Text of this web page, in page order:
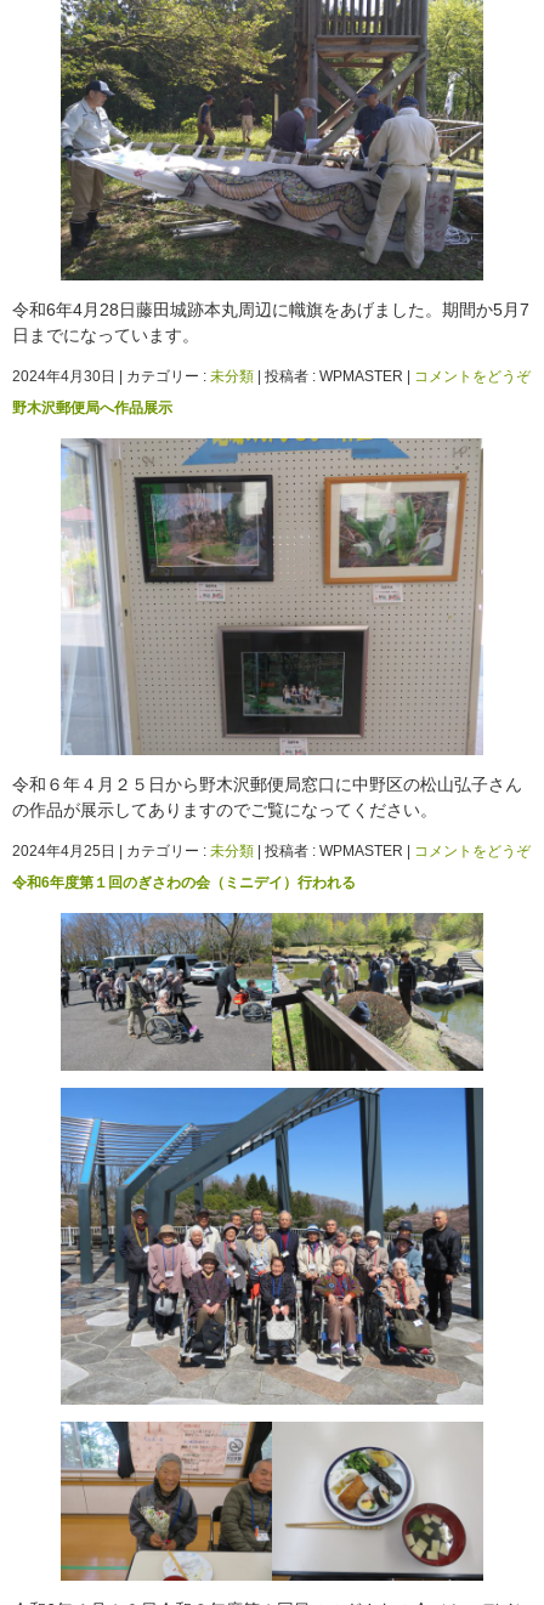
令和6年4月28日藤田城跡本丸周辺に幟旗をあげました。期間か5月7
日までになっています。
2024年4月30日 カテゴリー : 未分類 投稿者 : WPMASTER
コメントをどうぞ
野木沢郵便局へ作品展示
令和６年４月２５日から野木沢郵便局窓口に中野区の松山弘子さん
の作品が展示してありますのでご覧になってください。
2024年4月25日 カテゴリー : 未分類 投稿者 : WPMASTER
コメントをどうぞ
令和6年度第１回のぎさわの会（ミニデイ）行われる